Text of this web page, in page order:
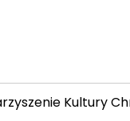
Kultury